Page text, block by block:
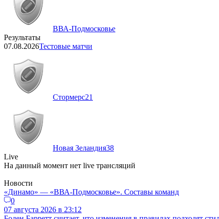
ВВА-Подмосковье
Результаты
07.08.2026Тестовые матчи
Стормерс21
Новая Зеландия38
Live
На данный момент нет live трансляций
Новости
«Динамо» — «ВВА-Подмосковье». Составы команд
0
07 августа 2026 в 23:12